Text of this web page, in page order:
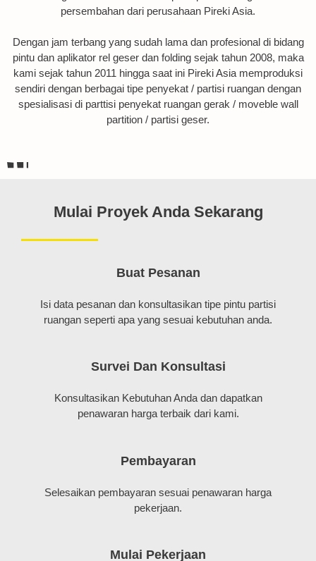
persembahan dari perusahaan Pireki Asia.
Dengan jam terbang yang sudah lama dan profesional di bidang
pintu dan aplikator rel geser dan folding sejak tahun 2008, maka
kami sejak tahun 2011 hingga saat ini Pireki Asia memproduksi
sendiri dengan berbagai tipe penyekat / partisi ruangan dengan
spesialisasi di parttisi penyekat ruangan gerak / moveble wall
partition / partisi geser.
Mulai Proyek Anda Sekarang
Buat Pesanan
Isi data pesanan dan konsultasikan tipe pintu partisi
ruangan seperti apa yang sesuai kebutuhan anda.
Survei Dan Konsultasi
Konsultasikan Kebutuhan Anda dan dapatkan
penawaran harga terbaik dari kami.
Pembayaran
Selesaikan pembayaran sesuai penawaran harga
pekerjaan.
Mulai Pekerjaan